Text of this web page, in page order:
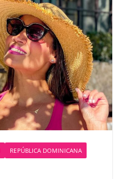
REPÚBLICA DOMINICANA